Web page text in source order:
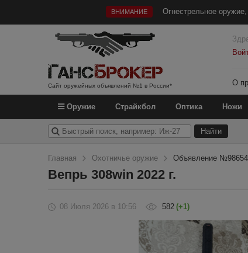
ВНИМАНИЕ Огнестрельное
Сайт оружейных объявлений №1 в России* О
Оружие Страйкбол Оптика Ножи
Главная Охотничье оружие Объявление
Вепрь 308win 2022 г.
08 Июля 2026 в 10:56 582 (+1)